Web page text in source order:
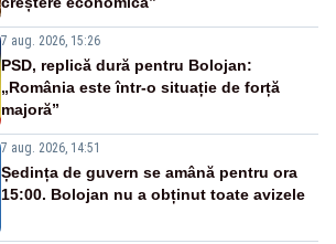
7 aug. 2026, 15:26
PSD, replică dură pentru Bolojan:
„România este într-o situație de forță
majoră”
7 aug. 2026, 14:51
Ședința de guvern se amână pentru ora
15:00. Bolojan nu a obținut toate avizele